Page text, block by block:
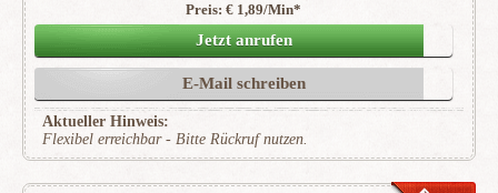
(131)
Preis: € 1,89/Min*
Jetzt anrufen
E-Mail schreiben
Aktueller Hinweis:
Flexibel erreichbar - Bitte Rückruf nutzen.